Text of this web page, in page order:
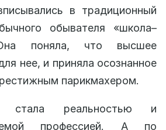
в традиционный
обывателя «школа–
Она поняла, что высшее
нее, и приняла осознанное
парикмахером.
стала реальностью и
профессией. А по